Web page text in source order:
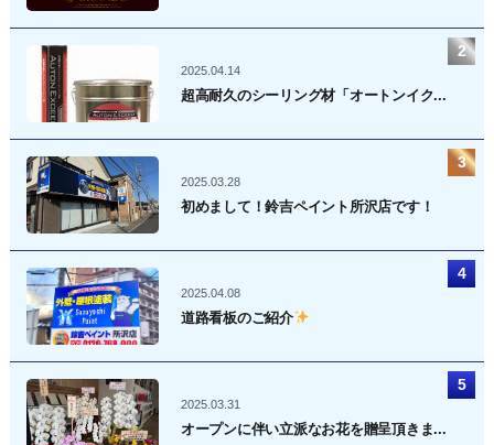
2025.04.14
超高耐久のシーリング材「オートンイク...
2025.03.28
初めまして！鈴吉ペイント所沢店です！
2025.04.08
道路看板のご紹介
2025.03.31
オープンに伴い立派なお花を贈呈頂きま...